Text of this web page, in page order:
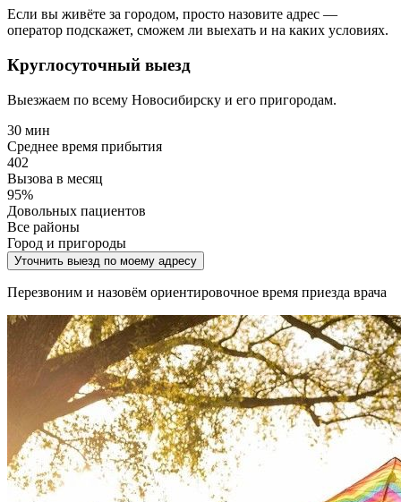
Если вы живёте за городом, просто назовите адрес —
оператор подскажет, сможем ли выехать и на каких условиях.
Круглосуточный выезд
Выезжаем по всему Новосибирску и его пригородам.
30 мин
Среднее время прибытия
402
Вызова в месяц
95%
Довольных пациентов
Все районы
Город и пригороды
Уточнить выезд по моему адресу
Перезвоним и назовём ориентировочное время приезда врача